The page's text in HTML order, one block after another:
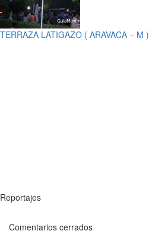
TERRAZA LATIGAZO ( ARAVACA – M )
Reportajes
Comentarios cerrados